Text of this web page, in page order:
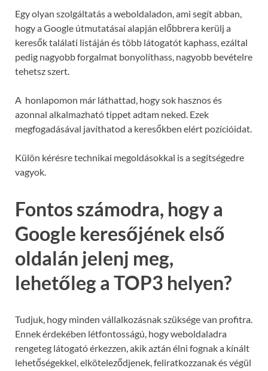
Egy olyan szolgáltatás a weboldaladon, ami segít abban,
hogy a Google útmutatásai alapján előbbrera kerülj a
keresők találati listáján és több látogatót kaphass, ezáltal
pedig nagyobb forgalmat bonyolíthass, nagyobb bevételre
tehetsz szert.
A honlapomon már láthattad, hogy sok hasznos és
azonnal alkalmazható tippet adtam neked. Ezek
megfogadásával javíthatod a keresőkben elért pozícióidat.
Külön kérésre technikai megoldásokkal is a segítségedre
vagyok.
Fontos számodra, hogy a
Google keresőjének első
oldalán jelenj meg,
lehetőleg a TOP3 helyen?
Tudjuk, hogy minden vállalkozásnak szüksége van profitra.
Ennek érdekében létfontosságú, hogy weboldaladra
rengeteg látogató érkezzen, akik aztán élni fognak a kínált
lehetőségekkel, elköteleződjenek, feliratkozzanak és végül